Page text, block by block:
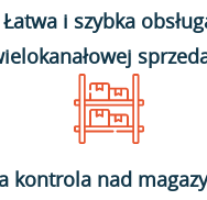
Łatwa i szybka
kontrola nad